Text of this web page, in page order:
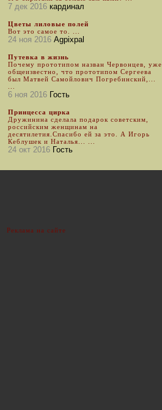
7 дек 2016 кардинал
Цветы лиловые полей
Вот это самое то. ...
24 ноя 2016 Agpixpal
Путевка в жизнь
Почему прототипом назван Червонцев, уже
общеизвестно, что прототипом Сергеева
был Матвей Самойлович Погребинский,...
6 ноя 2016 Гость
Принцесса цирка
Дружинина сделала подарок советским,
российским женщинам на
десятилетия.Спасибо ей за это. А Игорь
Кеблушек и Наталья... ...
24 окт 2016 Гость
Реклама на сайте